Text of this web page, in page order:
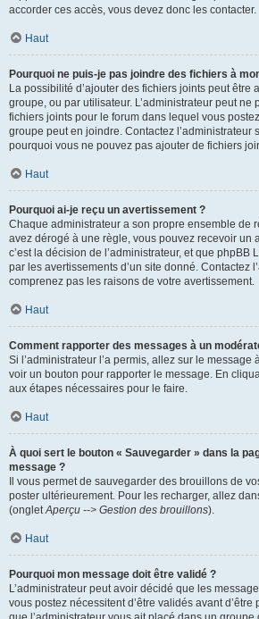
accorder ces accès, vous devez donc les contacter.
Haut
Pourquoi ne puis-je pas joindre des fichiers à
La possibilité d’ajouter des fichiers joints peut être
groupe, ou par utilisateur. L’administrateur peut ne
fichiers joints pour le forum dans lequel vous
groupe peut en joindre. Contactez l’administrateur
pourquoi vous ne pouvez pas ajouter de fichiers
Haut
Pourquoi ai-je reçu un avertissement ?
Chaque administrateur a son propre ensemble de
avez dérogé à une règle, vous pouvez recevoir un
c’est la décision de l’administrateur, et que phpBB
par les avertissements d’un site donné. Contactez
comprenez pas les raisons de votre avertissement.
Haut
Comment rapporter des messages à un
Si l’administrateur l’a permis, allez sur le message
voir un bouton pour rapporter le message. En
aux étapes nécessaires pour le faire.
Haut
À quoi sert le bouton « Sauvegarder » dans la
message ?
Il vous permet de sauvegarder des brouillons de
poster ultérieurement. Pour les recharger, allez
(ongletAperçu --> Gestion des brouillons).
Haut
Pourquoi mon message doit être validé ?
L’administrateur peut avoir décidé que les
vous postez nécessitent d’être validés avant